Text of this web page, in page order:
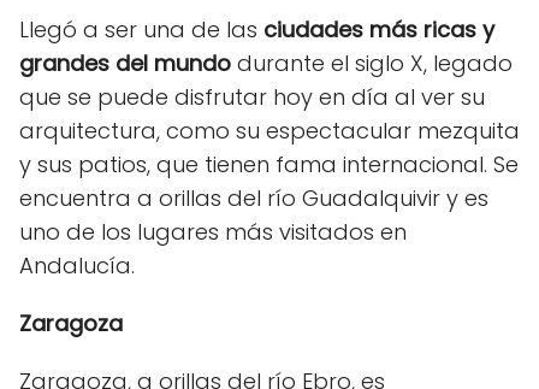
Llegó a ser una de las ciudades más ricas y
grandes del mundo durante el siglo X, legado
que se puede disfrutar hoy en día al ver su
arquitectura, como su espectacular mezquita
y sus patios, que tienen fama internacional. Se
encuentra a orillas del río Guadalquivir y es
uno de los lugares más visitados en
Andalucía.
Zaragoza
Zaragoza, a orillas del río Ebro, es